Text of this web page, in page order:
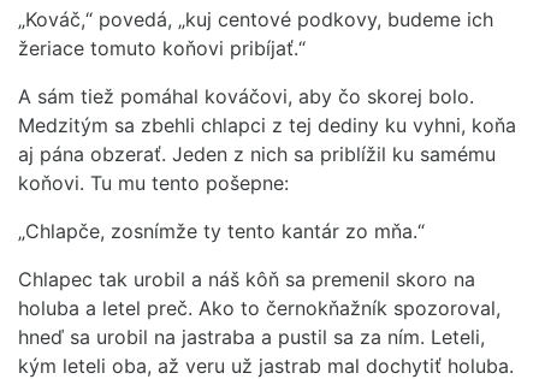
„Kováč,“ povedá, „kuj centové podkovy, budeme ich
žeriace tomuto koňovi pribíjať.“
A sám tiež pomáhal kováčovi, aby čo skorej bolo.
Medzitým sa zbehli chlapci z tej dediny ku vyhni, koňa
aj pána obzerať. Jeden z nich sa priblížil ku samému
koňovi. Tu mu tento pošepne:
„Chlapče, zosnímže ty tento kantár zo mňa.“
Chlapec tak urobil a náš kôň sa premenil skoro na
holuba a letel preč. Ako to černokňažník spozoroval,
hneď sa urobil na jastraba a pustil sa za ním. Leteli,
kým leteli oba, až veru už jastrab mal dochytiť holuba.